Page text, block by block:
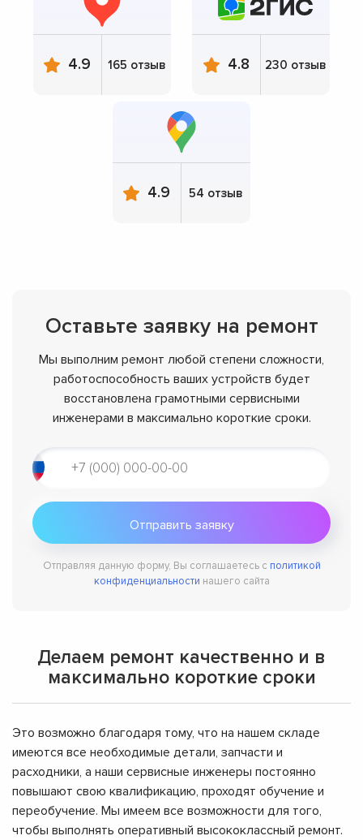
4.9 165 отзыв 4.8 230 отзыв
4.9 54 отзыв
Оставьте заявку на ремонт
Мы выполним ремонт любой степени сложности,
работоспособность ваших устройств будет
восстановлена грамотными сервисными
инженерами в максимально короткие сроки.
Отправляя данную форму, Вы соглашаетесь с политикой
конфиденциальности нашего сайта
Делаем ремонт качественно и в
максимально короткие сроки
Это возможно благодаря тому, что на нашем складе
имеются все необходимые детали, запчасти и
расходники, а наши сервисные инженеры постоянно
повышают свою квалификацию, проходят обучение и
переобучение. Мы имеем все возможности для того,
чтобы выполнять оперативный высококлассный ремонт.